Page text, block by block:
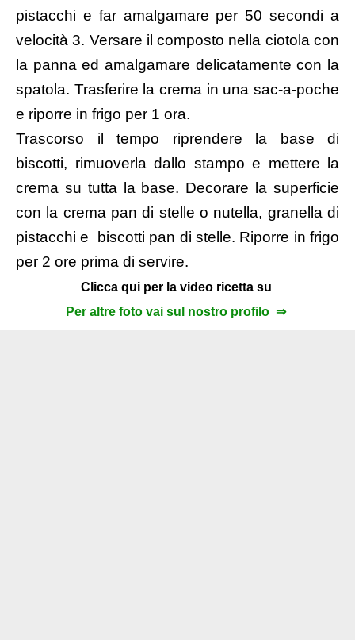
pistacchi e far amalgamare per 50 secondi a
velocità 3. Versare il composto nella ciotola con
la panna ed amalgamare delicatamente con la
spatola. Trasferire la crema in una sac-a-poche
e riporre in frigo per 1 ora.
Trascorso il tempo riprendere la base di
biscotti, rimuoverla dallo stampo e mettere la
crema su tutta la base. Decorare la superficie
con la crema pan di stelle o nutella, granella di
pistacchi e biscotti pan di stelle. Riporre in frigo
per 2 ore prima di servire.
Clicca qui per la video ricetta su
Per altre foto vai sul nostro profilo ⇒